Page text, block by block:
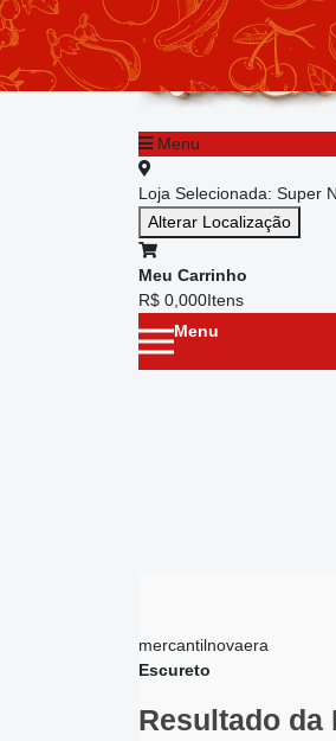
Menu
Loja Selecionada: Super
Alterar Localização
Meu Carrinho
R$ 0,000Itens
Menu
Menu principal
mercantilnovaera
Escureto
Resultado da